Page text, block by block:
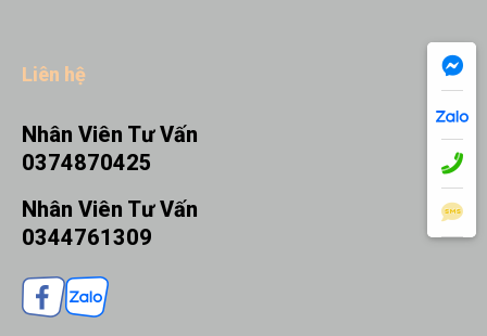
Liên hệ
Nhân Viên Tư Vấn
0374870425
Nhân Viên Tư Vấn
0344761309